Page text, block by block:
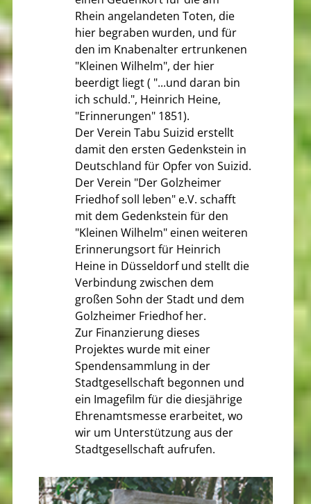
Rhein angelandeten Toten, die
hier begraben wurden, und für
den im Knabenalter ertrunkenen
"Kleinen Wilhelm", der hier
beerdigt liegt ( "...und daran bin
ich schuld.", Heinrich Heine,
"Erinnerungen" 1851).
Der Verein Tabu Suizid erstellt
damit den ersten Gedenkstein in
Deutschland für Opfer von Suizid.
Der Verein "Der Golzheimer
Friedhof soll leben" e.V. schafft
mit dem Gedenkstein für den
"Kleinen Wilhelm" einen weiteren
Erinnerungsort für Heinrich
Heine in Düsseldorf und stellt die
Verbindung zwischen dem
großen Sohn der Stadt und dem
Golzheimer Friedhof her.
Zur Finanzierung dieses
Projektes wurde mit einer
Spendensammlung in der
Stadtgesellschaft begonnen und
ein Imagefilm für die diesjährige
Ehrenamtsmesse erarbeitet, wo
wir um Unterstützung aus der
Stadtgesellschaft aufrufen.